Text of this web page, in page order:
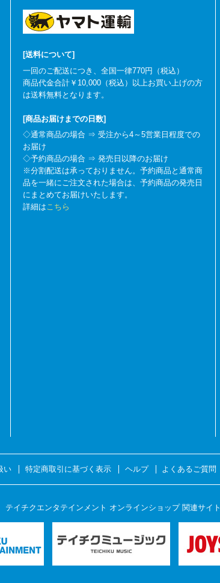
[送料について]
一回のご配送につき、全国一律770円（税込）
商品代金合計￥10,000（税込）以上お買い上げの方
は送料無料となります。
[商品お届けまでの日数]
◇通常商品の場合 ⇒ 受注から4～5営業日程度での
お届け
◇予約商品の場合 ⇒ 発売日以降のお届け
※分割配送は承っておりません。予約商品と通常商
品を一緒にご注文された場合は、予約商品の発売日
にまとめてお届けいたします。
詳細はこちら
い 特定商取引に基づく表示 ヘルプ よくあるご質問
テイチクエンタテインメント オンラインショップ 関連サイト